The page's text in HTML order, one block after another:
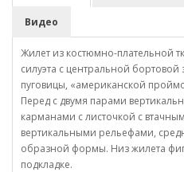
Видео
Жилет из костюмно-плательной
силуэта с центральной
пуговицы, «американской
Перед с двумя парами
карманами с листочкой с
вертикальными рельефами,
образной формы. Низ жилета
подкладке.